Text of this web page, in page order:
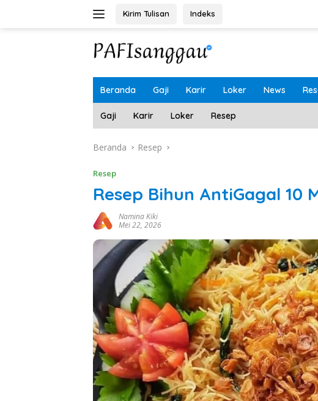
Kirim Tulisan Indeks
Beranda Gaji Karir Loker News
Gaji Karir Loker Resep
Beranda Resep
Resep
Resep Bihun AntiGagal 10
Namina Kiki
Mei 22, 2026